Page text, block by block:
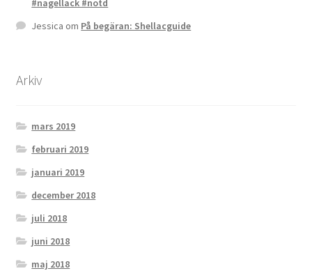
#nagellack #notd
Jessica om På begäran: Shellacguide
Arkiv
mars 2019
februari 2019
januari 2019
december 2018
juli 2018
juni 2018
maj 2018